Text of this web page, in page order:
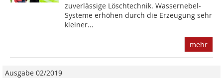
zuverlässige Löschtechnik. Wassernebel-
Systeme erhöhen durch die Erzeugung sehr
kleiner...
mehr
Ausgabe 02/2019